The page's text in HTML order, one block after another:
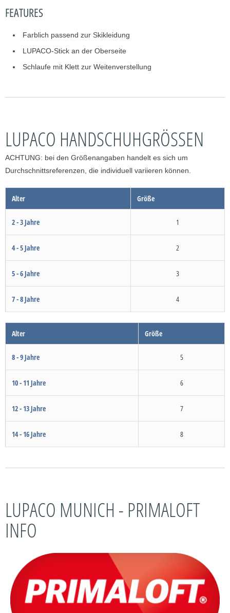
FEATURES
Farblich passend zur Skikleidung
LUPACO-Stick an der Oberseite
Schlaufe mit Klett zur Weitenverstellung
LUPACO HANDSCHUHGRÖSSEN
ACHTUNG: bei den Größenangaben handelt es sich um
Durchschnittsreferenzen, die individuell variieren können.
Alter Größe
2 - 3 Jahre 1
4 - 5 Jahre 2
5 - 6 Jahre 3
7 - 8 Jahre 4
Alter Größe
8 - 9 Jahre 5
10 - 11 Jahre 6
12 - 13 Jahre 7
14 - 16 Jahre 8
LUPACO MUNICH - PRIMALOFT
INFO